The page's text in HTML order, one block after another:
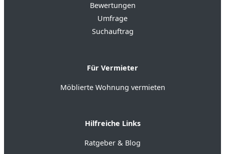
Bewertungen
Umfrage
Suchauftrag
Für Vermieter
Möblierte Wohnung vermieten
Hilfreiche Links
Ratgeber & Blog